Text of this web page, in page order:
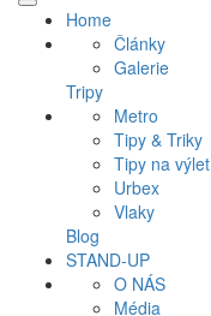
Primary
Menu
Home
Články
Galerie
Tripy
Metro
Tipy & Triky
Tipy na výlet
Urbex
Vlaky
Blog
STAND-UP
O NÁS
Média